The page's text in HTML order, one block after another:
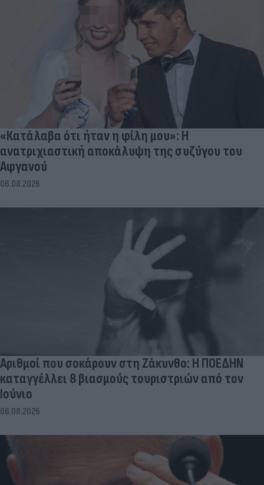
«Κατάλαβα ότι ήταν η φίλη μου»: Η
ανατριχιαστική αποκάλυψη της συζύγου του
Αφγανού
06.08.2026
Αριθμοί που σοκάρουν στη Ζάκυνθο: Η ΠΟΕΔΗΝ
καταγγέλλει 8 βιασμούς τουριστριών από τον
Ιούνιο
06.08.2026